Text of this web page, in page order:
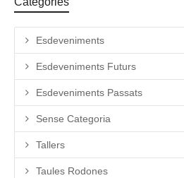
Esdeveniments
Esdeveniments Futurs
Esdeveniments Passats
Sense Categoria
Tallers
Taules Rodones